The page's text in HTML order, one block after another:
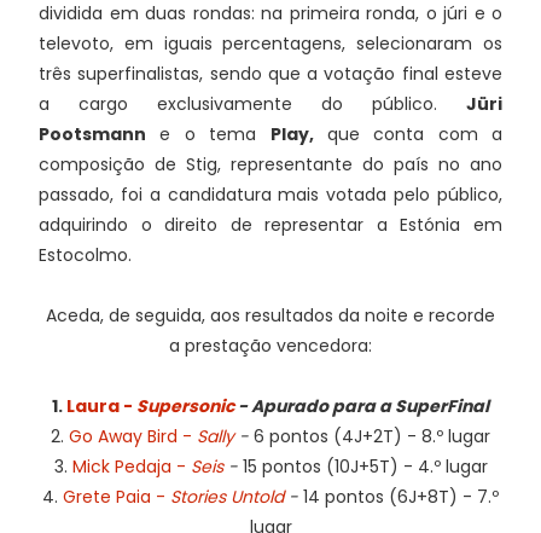
dividida em duas rondas: na primeira ronda, o júri e o
televoto, em iguais percentagens, selecionaram os
três superfinalistas, sendo que a votação final esteve
a cargo exclusivamente do público. Jüri
Pootsmann e o tema Play,que conta com a
composição de Stig, representante do país no ano
passado, foi a candidatura mais votada pelo público,
adquirindo o direito de representar a Estónia em
Estocolmo.
Aceda, de seguida, aos resultados da noite e recorde
a prestação vencedora:
1. Laura - Supersonic- Apurado para a SuperFinal
2. Go Away Bird - Sally- 6 pontos (4J+2T) - 8.º lugar
3. Mick Pedaja - Seis- 15 pontos (10J+5T) - 4.º lugar
4. Grete Paia - Stories Untold- 14 pontos (6J+8T) - 7.º
lugar